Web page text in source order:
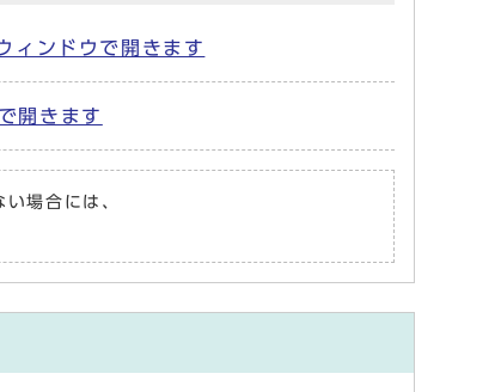
ンドウで開きます
開きます
場合には、